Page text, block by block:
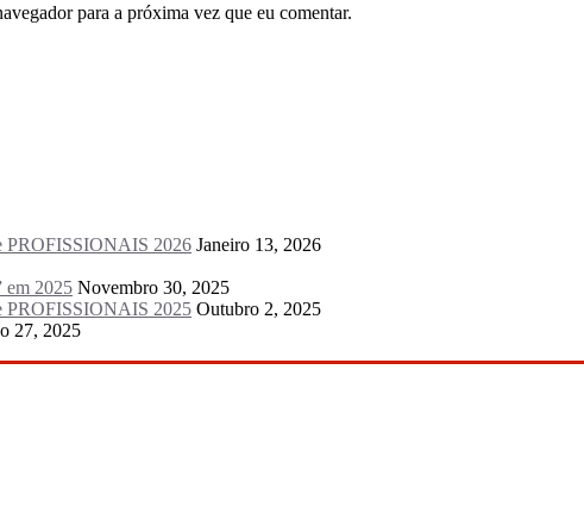
para a próxima vez que eu comentar.
PROFISSIONAIS 2026 Janeiro 13, 2026
em 2025 Novembro 30, 2025
PROFISSIONAIS 2025 Outubro 2, 2025
27, 2025